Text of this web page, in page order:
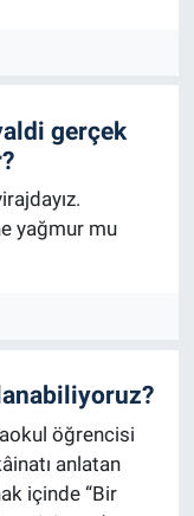
gerçek
yağmur mu
öğrencisi
anlatan
içinde “Bir